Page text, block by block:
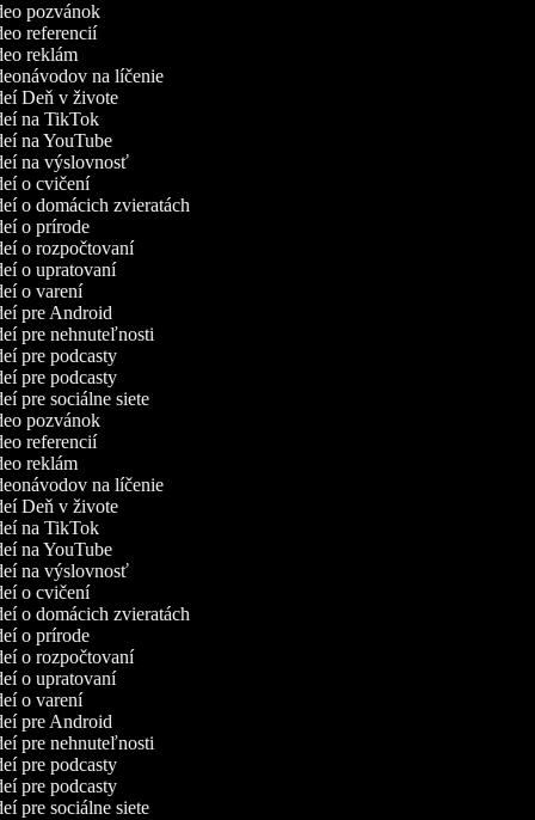
pozvánok
referencií
reklám
na líčenie
Deň v živote
na TikTok
na YouTube
na výslovnosť
o cvičení
o domácich zvieratách
o prírode
o rozpočtovaní
o upratovaní
o varení
pre Android
pre nehnuteľnosti
pre podcasty
pre podcasty
pre sociálne siete
pozvánok
referencií
reklám
na líčenie
Deň v živote
na TikTok
na YouTube
na výslovnosť
o cvičení
o domácich zvieratách
o prírode
o rozpočtovaní
o upratovaní
o varení
pre Android
pre nehnuteľnosti
pre podcasty
pre podcasty
pre sociálne siete